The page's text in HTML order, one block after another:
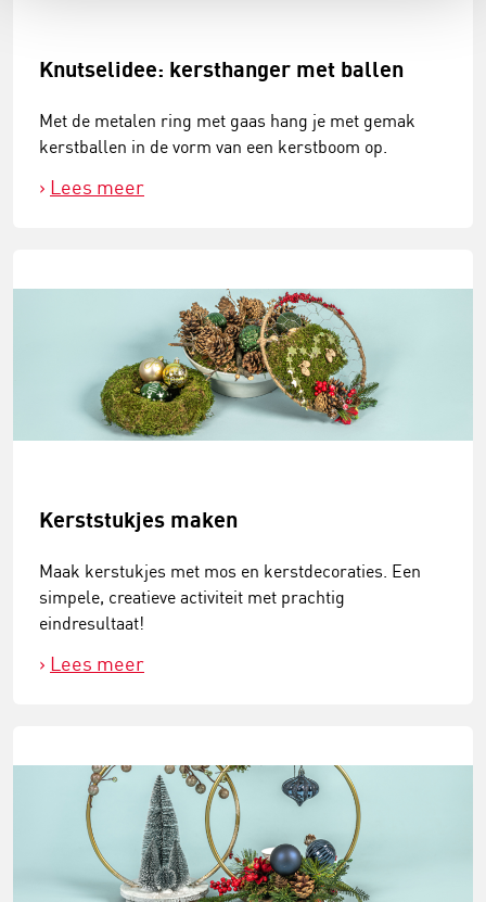
Knutselidee: kersthanger met ballen
Met de metalen ring met gaas hang je met gemak
kerstballen in de vorm van een kerstboom op.
Lees meer
Kerststukjes maken
Maak kerstukjes met mos en kerstdecoraties. Een
simpele, creatieve activiteit met prachtig
eindresultaat!
Lees meer